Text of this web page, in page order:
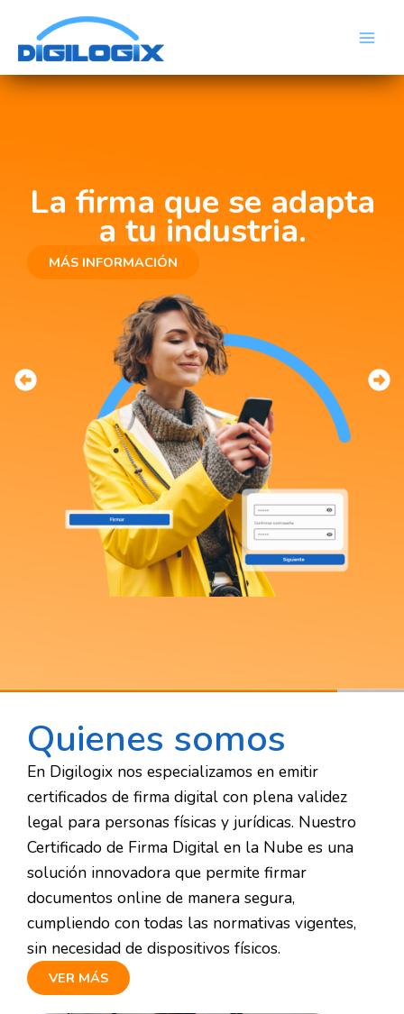
content
La firma que se adapta
a tu industria.
MÁS INFORMACIÓN
Quienes somos
En Digilogix nos especializamos en emitir
certificados de firma digital con plena validez
legal para personas físicas y jurídicas. Nuestro
Certificado de Firma Digital en la Nube es una
solución innovadora que permite firmar
documentos online de manera segura,
cumpliendo con todas las normativas vigentes,
sin necesidad de dispositivos físicos.
VER MÁS